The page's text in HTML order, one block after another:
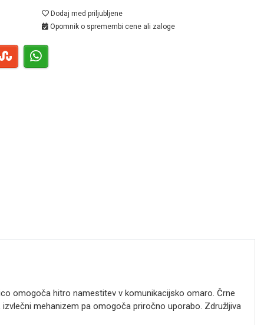
Dodaj med priljubljene
Opomnik o spremembi cene ali zaloge
omogoča hitro namestitev v komunikacijsko omaro. Črne
mehanizem pa omogoča priročno uporabo. Združljiva